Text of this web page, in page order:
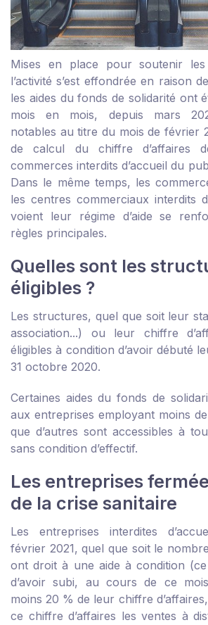
Mises en place pour soutenir
l’activité s’est effondrée en raison
les aides du fonds de solidarité ont
mois en mois, depuis mars
notables au titre du mois de février
de calcul du chiffre d’affaires
commerces interdits d’accueil du
Dans le même temps, les
les centres commerciaux interdits
voient leur régime d’aide se
règles principales.
Quelles sont les
éligibles ?
Les structures, quel que soit leur
association...) ou leur chiffre
éligibles à condition d’avoir débuté
31 octobre 2020.
Certaines aides du fonds de
aux entreprises employant moins
que d’autres sont accessibles à
sans condition d’effectif.
Les entreprises
de la crise sanitaire
Les entreprises interdites
février 2021, quel que soit le
ont droit à une aide à condition
d’avoir subi, au cours de ce
moins 20 % de leur chiffre
ce chiffre d’affaires les ventes à